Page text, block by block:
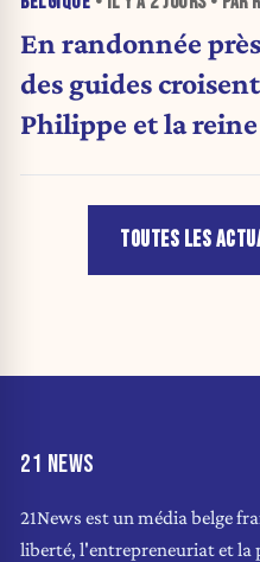
En randonnée
des guides croisent par hasard le roi
Philippe et la
TOUTES LES
21 NEWS
21News est un média belge
liberté, l'entrepreneuriat et la